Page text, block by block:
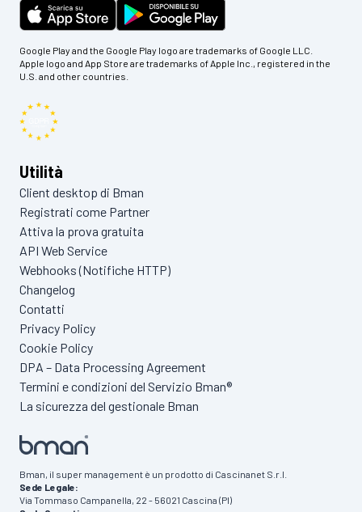
Google Play and the Google Play logo are trademarks of Google LLC.
Apple logo and App Store are trademarks of Apple Inc., registered in the
U.S. and other countries.
Utilità
Client desktop di Bman
Registrati come Partner
Attiva la prova gratuita
API Web Service
Webhooks (Notifiche HTTP)
Changelog
Contatti
Privacy Policy
Cookie Policy
DPA – Data Processing Agreement
Termini e condizioni del Servizio Bman®
La sicurezza del gestionale Bman
Bman, il super management è un prodotto di Cascinanet S.r.l.
Sede Legale:
Via Tommaso Campanella, 22 - 56021 Cascina (PI)